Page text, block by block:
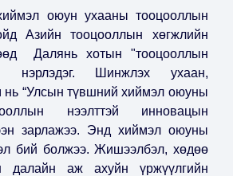
оюун ухааны тооцооллын
Азийн тооцооллын хөгжлийн
Далянь хотын "тооцооллын
нэрлэдэг. Шинжлэх ухаан,
нь “Улсын түвшний хиймэл оюуны
нээлттэй инновацын
зарлажээ. Энд хиймэл оюуны
бий болжээ. Жишээлбэл, хөдөө
аж ахуйн үржүүлгийн